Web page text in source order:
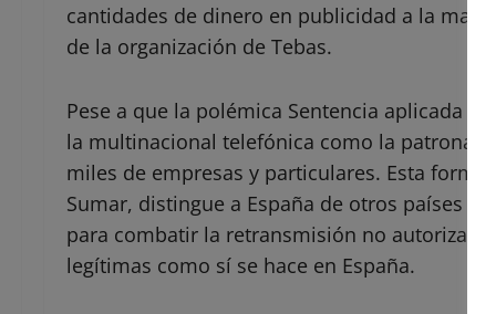
cantidades de dinero en publicidad a la
de la organización de Tebas.
Pese a que la polémica Sentencia aplicada
la multinacional telefónica como la patronal
miles de empresas y particulares. Esta
Sumar, distingue a España de otros países
para combatir la retransmisión no
legítimas como sí se hace en España.